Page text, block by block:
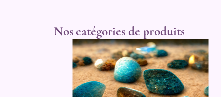
Nos catégories de produits